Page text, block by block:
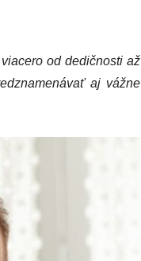
od dedičnosti až
aj vážne